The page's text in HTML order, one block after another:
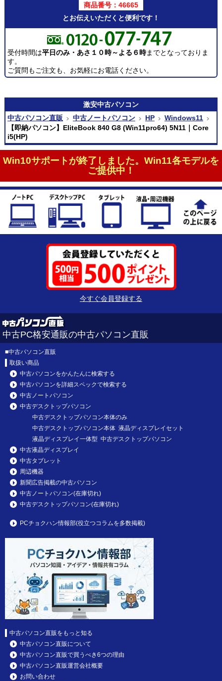
商品番号：46665
とお伝えいただくと便利です！
受付時間は平日のみ・あさ１０時～よる６時までとなっておりま
す。
ご質問もご注文も、お気軽にお電話ください。
激安中古パソコン
中古パソコン直販
中古ノートパソコン HP
Windows11
【即納パソコン】EliteBook 840 G8 (Win11pro64) 5N11｜Core
i5(HP)
Win10サポートが終了しました。Win11各モデルを
ご提供中！
今すぐ会員登録する
中古PC格安通販の中古パソコン直販
■中古パソコン直販
取扱い商品
中古パソコンをかんたんに検索する
中古パソコンを詳細スペックで検索する
中古ノートパソコン
中古デスクトップパソコン
中古デスクトップパソコン本体のみ
中古デスクトップパソコン本体 液晶ディスプレイセット
液晶ディスプレイ一体型 中古デスクトップパソコン
中古液晶ディスプレイ
中古タブレット
周辺機器
新聞広告掲載の中古パソコン
中古ノートパソコン(在庫切れ)
中古デスクトップパソコン(在庫切れ)
PCチョクハン情報部(役立つコラムを多数掲載)
中古パソコン直販をもっと知る
中古パソコン直販について
中古パソコン直販で買うべき6つの理由
中古パソコン直販運営会社概要
お問い合わせ